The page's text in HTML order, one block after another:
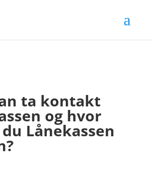
ta kontakt
og hvor
Lånekassen